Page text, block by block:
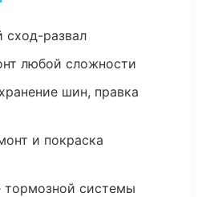
сход-развал
любой сложности
шин, правка
и покраска
тормозной системы